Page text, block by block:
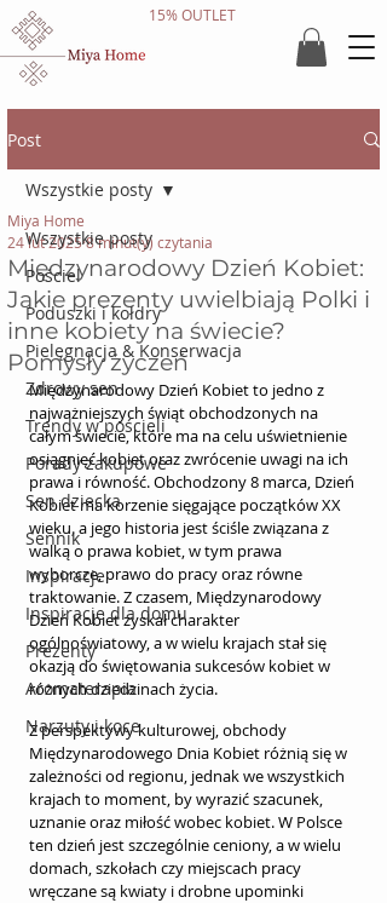
15% OUTLET
Post
Wszystkie posty
Pościel
Poduszki i kołdry
Pielęgnacja & Konserwacja
Zdrowy sen
Trendy w pościeli
Porady zakupowe
Sen dziecka
Sennik
Inspiracje
Inspiracje dla domu
Prezenty
Aromaterapia
Narzuty i koce
Wszystkie posty
Międzynarodowy Dzień Kobiet:
Jakie prezenty uwielbiają Polki i
inne kobiety na świecie?
Pomysły życzeń
Miya Home
24 lut 2025 8 minut(y) czytania
Międzynarodowy Dzień Kobiet to jedno z
najważniejszych świąt obchodzonych na
całym świecie, które ma na celu uświetnienie
osiągnięć kobiet oraz zwrócenie uwagi na ich
prawa i równość. Obchodzony 8 marca, Dzień
Kobiet ma korzenie sięgające początków XX
wieku, a jego historia jest ściśle związana z
walką o prawa kobiet, w tym prawa
wyborcze, prawo do pracy oraz równe
traktowanie. Z czasem, Międzynarodowy
Dzień Kobiet zyskał charakter
ogólnoświatowy, a w wielu krajach stał się
okazją do świętowania sukcesów kobiet w
różnych dziedzinach życia.
Z perspektywy kulturowej, obchody
Międzynarodowego Dnia Kobiet różnią się w
zależności od regionu, jednak we wszystkich
krajach to moment, by wyrazić szacunek,
uznanie oraz miłość wobec kobiet. W Polsce
ten dzień jest szczególnie ceniony, a w wielu
domach, szkołach czy miejscach pracy
wręczane są kwiaty i drobne upominki